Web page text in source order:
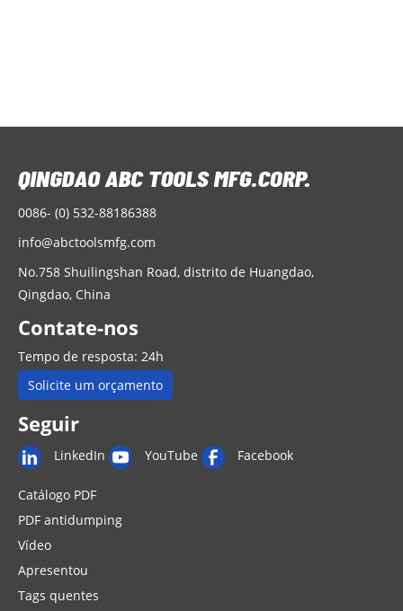
0086- (0) 532-88186388
info@abctoolsmfg.com
No.758 Shuilingshan Road, distrito de Huangdao,
Qingdao, China
Contate-nos
Tempo de resposta: 24h
Solicite um orçamento
Seguir
LinkedIn YouTube Facebook
Catálogo PDF
PDF antidumping
Vídeo
Apresentou
Tags quentes